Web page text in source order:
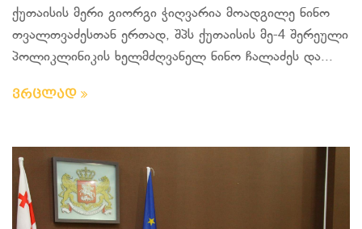
ქუთაისის მერი გიორგი ჭიღვარია მოადგილე ნინო
თვალთვაძესთან ერთად, შპს ქუთაისის მე-4 შერეული
პოლიკლინიკის ხელმძღვანელ ნინო ჩალაძეს და...
ვრცლად